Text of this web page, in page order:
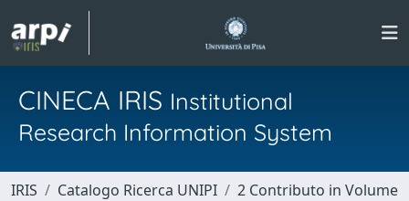
CINECA IRIS Institutional
Research Information System
IRIS Catalogo Ricerca UNIPI
2 Contributo in Volume